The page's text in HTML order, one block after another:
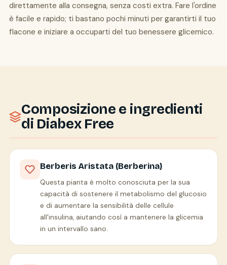
direttamente alla consegna, senza costi extra. Fare l'ordine
è facile e rapido; ti bastano pochi minuti per garantirti il tuo
flacone e iniziare a occuparti del tuo benessere glicemico.
Composizione e ingredienti
di Diabex Free
Berberis Aristata (Berberina)
Questa pianta è molto conosciuta per la sua
capacità di sostenere il metabolismo del glucosio
e di aumentare la sensibilità delle cellule
all'insulina, aiutando così a mantenere la glicemia
in un intervallo sano.